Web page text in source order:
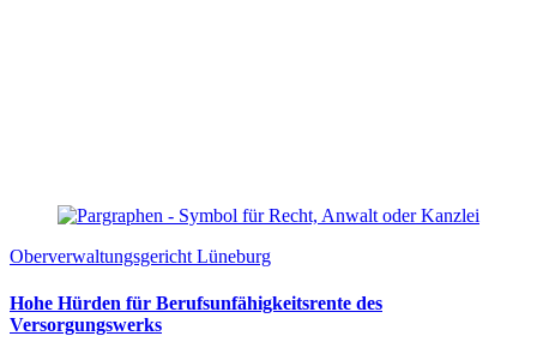
Oberverwaltungsgericht Lüneburg
Hohe Hürden für Berufsunfähigkeitsrente des
Versorgungswerks